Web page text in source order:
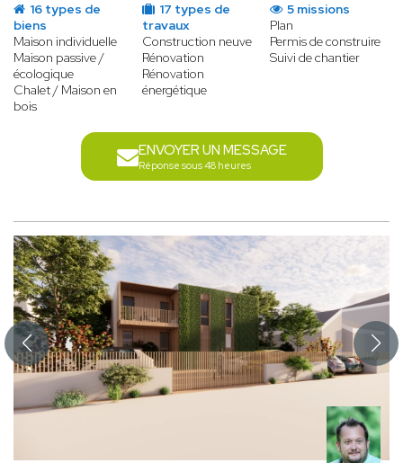
16 types de
biens
Maison individuelle
Maison passive /
écologique
Chalet / Maison en
bois
17 types de
travaux
Construction neuve
Rénovation
Rénovation
énergétique
5 missions
Plan
Permis de construire
Suivi de chantier
ENVOYER UN MESSAGE
Réponse sous 48 heures